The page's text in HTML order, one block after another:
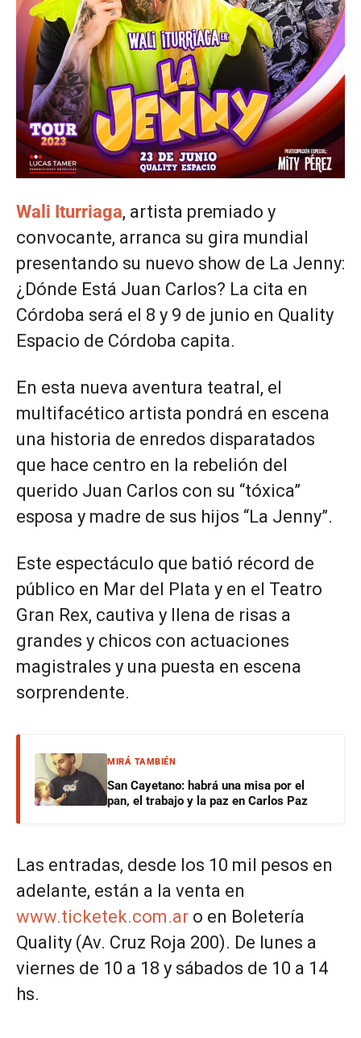
Wali Iturriaga, artista premiado y
convocante, arranca su gira mundial
presentando su nuevo show de La Jenny:
¿Dónde Está Juan Carlos? La cita en
Córdoba será el 8 y 9 de junio en Quality
Espacio de Córdoba capita.
En esta nueva aventura teatral, el
multifacético artista pondrá en escena
una historia de enredos disparatados
que hace centro en la rebelión del
querido Juan Carlos con su “tóxica”
esposa y madre de sus hijos “La Jenny”.
Este espectáculo que batió récord de
público en Mar del Plata y en el Teatro
Gran Rex, cautiva y llena de risas a
grandes y chicos con actuaciones
magistrales y una puesta en escena
sorprendente.
MIRÁ TAMBIÉN
San Cayetano: habrá una misa por el
pan, el trabajo y la paz en Carlos Paz
Las entradas, desde los 10 mil pesos en
adelante, están a la venta en
www.ticketek.com.ar o en Boletería
Quality (Av. Cruz Roja 200). De lunes a
viernes de 10 a 18 y sábados de 10 a 14
hs.